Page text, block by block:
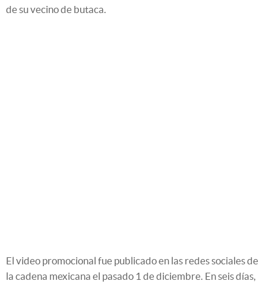
de su vecino de butaca.
El video promocional fue publicado en las redes sociales de
la cadena mexicana el pasado 1 de diciembre. En seis días,